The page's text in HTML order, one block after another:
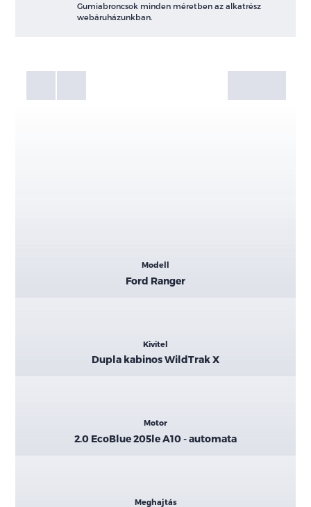
Gumiabroncsok minden méretben az alkatrész
webáruházunkban.
Galéria
Modell
Ford Ranger
Kivitel
Dupla kabinos WildTrak X
Motor
2.0 EcoBlue 205le A10 - automata
Meghajtás